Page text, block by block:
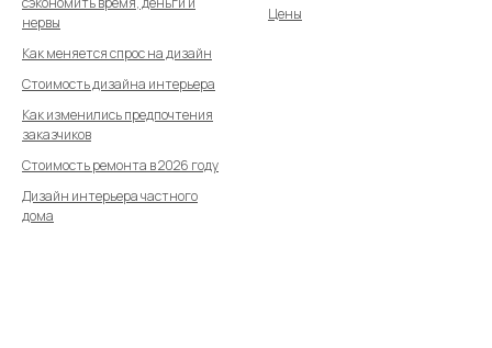
нервы
Как меняется спрос на дизайн
Стоимость дизайна интерьера
Как изменились предпочтения
заказчиков
Стоимость ремонта в 2026 году
Дизайн интерьера частного
дома
Цены